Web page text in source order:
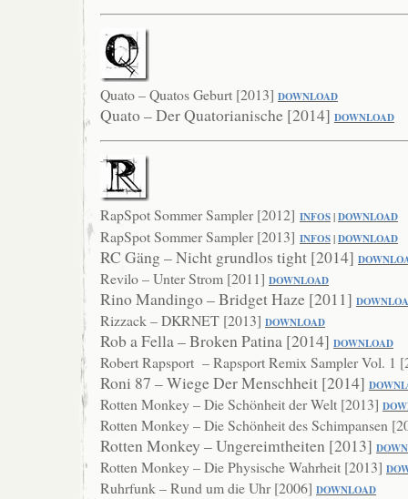
Quato – Quatos Geburt [2013] DOWNLOAD
Quato – Der Quatorianische [2014] DOWNLOAD
RapSpot Sommer Sampler [2012] INFOS|DOWNLOAD
RapSpot Sommer Sampler [2013] INFOS|DOWNLOAD
RC Gäng – Nicht grundlos tight [2014]
Revilo – Unter Strom [2011] DOWNLOAD
Rino Mandingo – Bridget Haze [2011]
Rizzack – DKRNET [2013] DOWNLOAD
Rob a Fella – Broken Patina [2014] DOWNLOAD
Robert Rapsport – Rapsport Remix Sampler Vol. 1
Roni 87 – Wiege Der Menschheit [2014] DOWNL
Rotten Monkey – Die Schönheit der Welt [2013]
Rotten Monkey – Die Schönheit des Schimpansen
Rotten Monkey – Ungereimtheiten [2013]
Rotten Monkey – Die Physische Wahrheit [2013]
Ruhrfunk – Rund um die Uhr [2006] DOWNLOAD